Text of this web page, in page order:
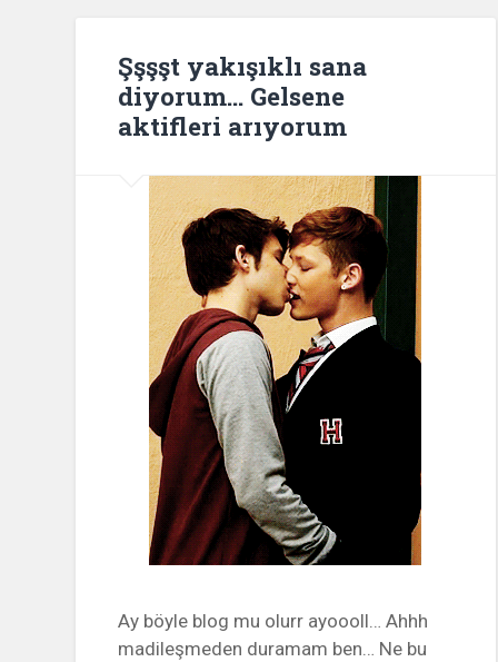
Şşşşt yakışıklı sana
diyorum… Gelsene
aktifleri arıyorum
Ay böyle blog mu olurr ayoooll… Ahhh
madileşmeden duramam ben… Ne bu